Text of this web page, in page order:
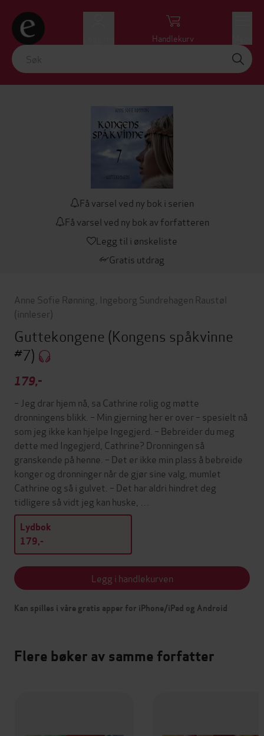
Handlekurv
Få varsel ved ny bok i serien
Få varsel ved ny bok av forfatteren
Legg til i ønskeliste
Gratis utdrag
Anne Sofie Rønning Ingeborg Sundrehagen Raustøl
(innleser)
Guttekongene (Kongens spåkvinne
#7)
179,-
– Jeg drar hjem nå, sa Cathrine rolig og møtte
dronningens blikk. – Min gjerning her er over – spesielt nå
som jeg ikke kan hjelpe Ingegjerd. – Bebreider du meg
dette med Ingegjerd, Cathrine? Dronningen så
granskende på henne. – Det er ikke min plass å bebreide
konger og dronninger når de gjør sine valg, mumlet
Cathrine og så i gulvet. – Det har aldri hindret deg
tidligere så vidt jeg kan huske, …
Lydbok
179,-
Legg i handlekurven
Kan spilles i våre gratis apper for iPhone/iPad og Android
Flere bøker av samme forfatter